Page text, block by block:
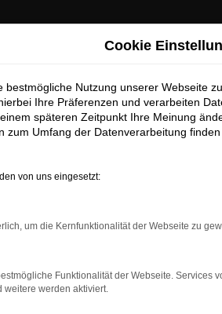
Öffnungszeiten
Cookie
bestmögliche Nutzung unserer Webseite
Ihre Präferenzen und verarbeiten
späteren Zeitpunkt Ihre Meinung
zum Umfang der Datenverarbeitung
von uns eingesetzt:
um die Kernfunktionalität der Webseite zu
Funktionalität der Webseite. Services
weitere werden aktiviert.